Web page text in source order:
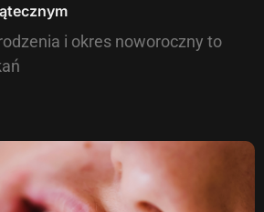
i okres noworoczny to